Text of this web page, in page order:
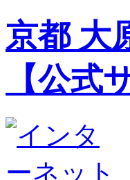
京都 大
【公式